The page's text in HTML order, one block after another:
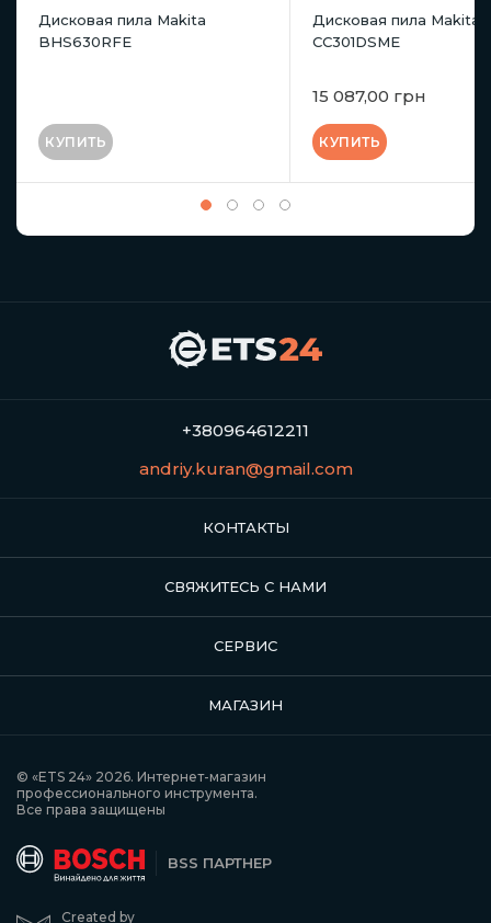
Дисковая пила Makita
BHS630RFE
КУПИТЬ
Дисковая пила Makita
CC301DSME
15 087,00 грн
КУПИТЬ
+380964612211
andriy.kuran@gmail.com
КОНТАКТЫ
СВЯЖИТЕСЬ С НАМИ
СЕРВИС
МАГАЗИН
Created by
BSS ПАРТНЕР
© «ETS 24» 2026. Интернет-магазин
профессионального инструмента.
Все права защищены